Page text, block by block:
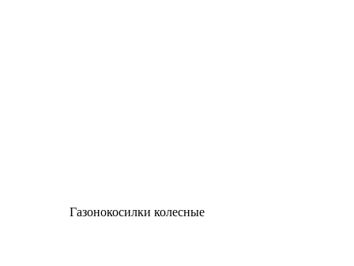
Газонокосилки колесные